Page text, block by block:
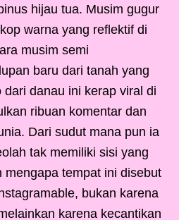
hijau tua. Musim gugur
warna yang reflektif di
musim semi
baru dari tanah yang
danau ini kerap viral di
ribuan komentar dan
Dari sudut mana pun ia
tak memiliki sisi yang
mengapa tempat ini disebut
bukan karena
karena kecantikan